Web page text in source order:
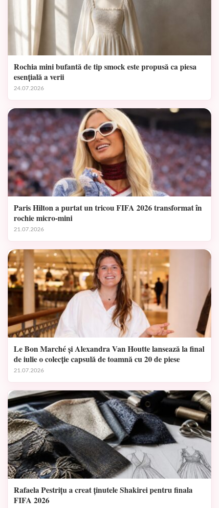
Rochia mini bufantă de tip smock este propusă ca piesa
esențială a verii
24.07.2026
Paris Hilton a purtat un tricou FIFA 2026 transformat în
rochie micro-mini
21.07.2026
Le Bon Marché și Alexandra Van Houtte lansează la final
de iulie o colecție capsulă de toamnă cu 20 de piese
21.07.2026
Rafaela Pestrițu a creat ținutele Shakirei pentru finala
FIFA 2026